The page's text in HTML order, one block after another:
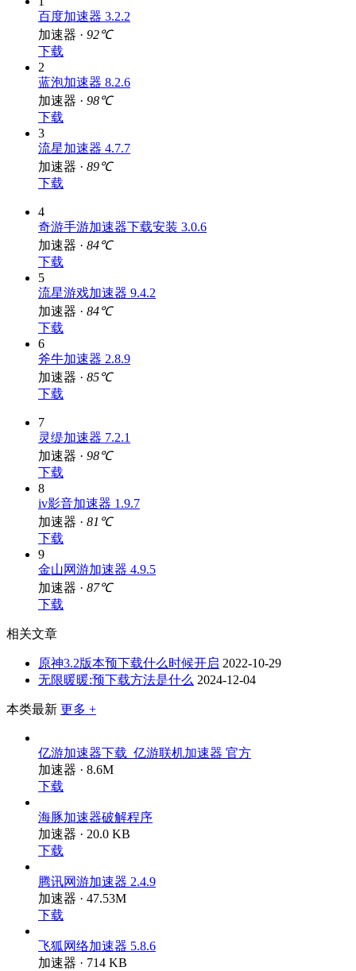
1
百度加速器 3.2.2
加速器 · 92℃
下载
2
蓝泡加速器 8.2.6
加速器 · 98℃
下载
3
流星加速器 4.7.7
加速器 · 89℃
下载
4
奇游手游加速器下载安装 3.0.6
加速器 · 84℃
下载
5
流星游戏加速器 9.4.2
加速器 · 84℃
下载
6
斧牛加速器 2.8.9
加速器 · 85℃
下载
7
灵缇加速器 7.2.1
加速器 · 98℃
下载
8
iv影音加速器 1.9.7
加速器 · 81℃
下载
9
金山网游加速器 4.9.5
加速器 · 87℃
下载
相关文章
原神3.2版本预下载什么时候开启 2022-10-29
无限暖暖:预下载方法是什么 2024-12-04
本类最新 更多 +
亿游加速器下载_亿游联机加速器 官方
加速器 · 8.6M
下载
海豚加速器破解程序
加速器 · 20.0 KB
下载
腾讯网游加速器 2.4.9
加速器 · 47.53M
下载
飞狐网络加速器 5.8.6